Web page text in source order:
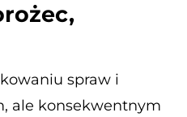
spraw i
ale konsekwentnym